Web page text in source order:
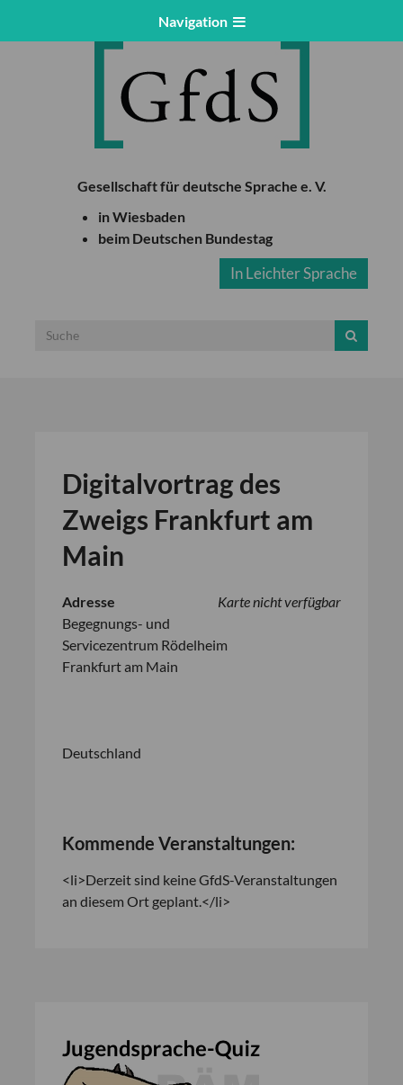
Navigation
Gesellschaft für deutsche Sprache e. V.
in Wiesbaden
beim Deutschen Bundestag
In Leichter Sprache
Digitalvortrag des
Zweigs Frankfurt am
Main
Karte nicht verfügbar
Adresse
Begegnungs- und
Servicezentrum Rödelheim
Frankfurt am Main
Deutschland
Kommende Veranstaltungen:
<li>Derzeit sind keine GfdS-Veranstaltungen
an diesem Ort geplant.</li>